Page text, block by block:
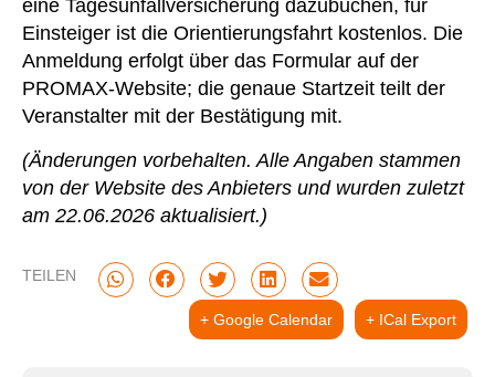
eine Tagesunfallversicherung dazubuchen, für
Einsteiger ist die Orientierungsfahrt kostenlos. Die
Anmeldung erfolgt über das Formular auf der
PROMAX-Website; die genaue Startzeit teilt der
Veranstalter mit der Bestätigung mit.
(Änderungen vorbehalten. Alle Angaben stammen
von der Website des Anbieters und wurden zuletzt
am 22.06.2026 aktualisiert.)
TEILEN
+ Google Calendar + ICal Export